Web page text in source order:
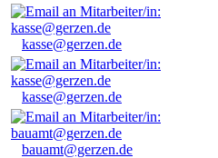
kasse@gerzen.de
kasse@gerzen.de
bauamt@gerzen.de